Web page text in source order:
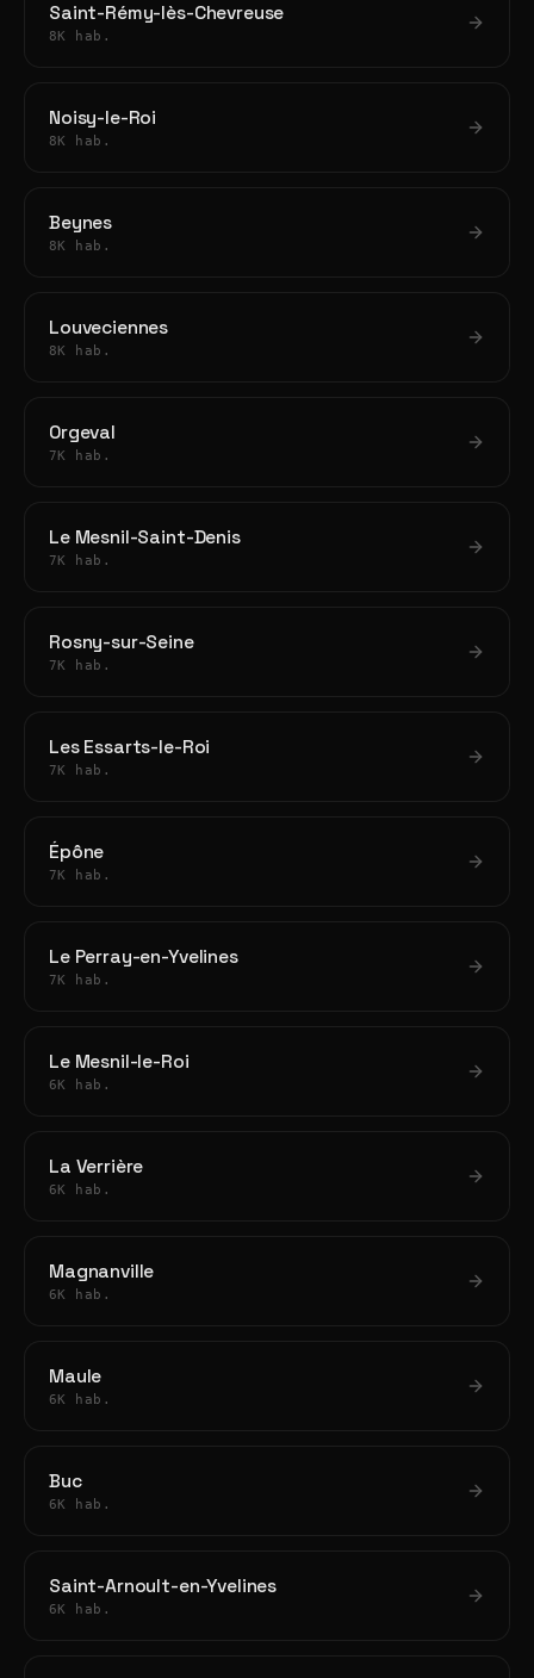
Saint-Rémy-lès-Chevreuse
8K hab.
Noisy-le-Roi
8K hab.
Beynes
8K hab.
Louveciennes
8K hab.
Orgeval
7K hab.
Le Mesnil-Saint-Denis
7K hab.
Rosny-sur-Seine
7K hab.
Les Essarts-le-Roi
7K hab.
Épône
7K hab.
Le Perray-en-Yvelines
7K hab.
Le Mesnil-le-Roi
6K hab.
La Verrière
6K hab.
Magnanville
6K hab.
Maule
6K hab.
Buc
6K hab.
Saint-Arnoult-en-Yvelines
6K hab.